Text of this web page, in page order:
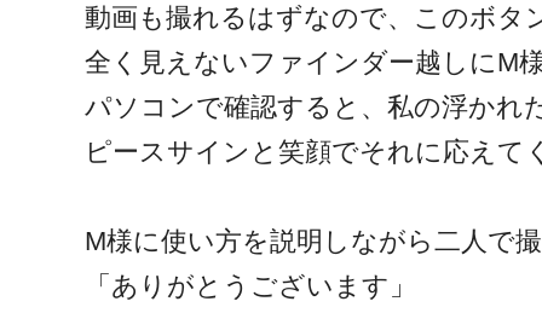
動画も撮れるはずなので、このボタ
全く見えないファインダー越しにM
パソコンで確認すると、私の浮かれ
ピースサインと笑顔でそれに応えて
M様に使い方を説明しながら二人で
「ありがとうございます」